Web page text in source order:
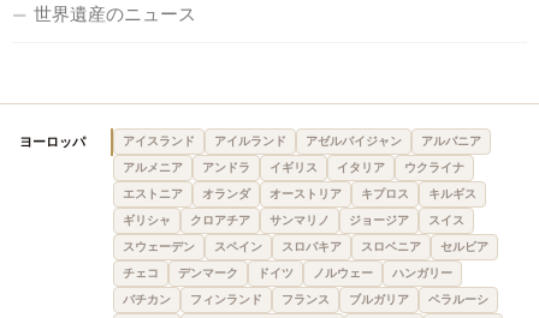
世界遺産のニュース
ヨーロッパ アイスランド アイルランド アゼルバイジャン
アルバニア
アルメニア
アンドラ イギリス イタリア
ウクライナ
エストニア
オランダ オーストリア キプロス
キルギス
ギリシャ
クロアチア サンマリノ ジョージア
スイス
スウェーデン
スペイン スロバキア スロベニア
セルビア
チェコ
デンマーク ドイツ ノルウェー
ハンガリー
バチカン
フィンランド フランス ブルガリア
ベラルーシ